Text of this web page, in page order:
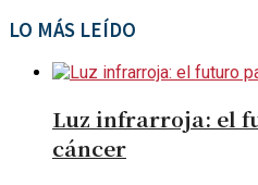
LO MÁS LEÍDO
Luz infrarroja: el
cáncer